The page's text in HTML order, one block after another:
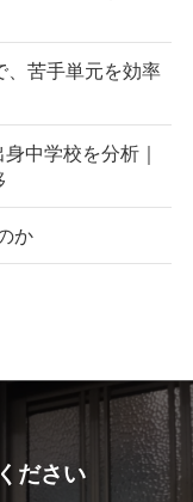
、苦手単元を効率
中学校を分析｜
か
ださい